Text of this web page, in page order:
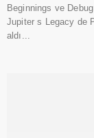
Beginnings ve
Jupiter s Legacy de
aldı...